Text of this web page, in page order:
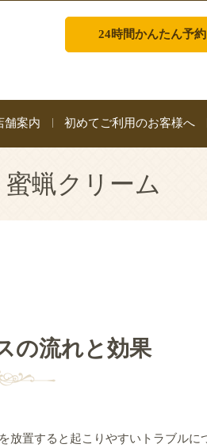
24時間かんたん予約
舗案内 初めてご利用のお客様へ
蜜蝋クリーム
の流れと効果
放置すると起こりやすいトラブルに